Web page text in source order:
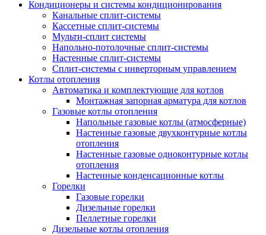
Кондиционеры и системы кондиционирования
Канальные сплит-системы
Кассетные сплит-системы
Мульти-сплит системы
Напольно-потолочные сплит-системы
Настенные сплит-системы
Сплит-системы с инверторным управлением
Котлы отопления
Автоматика и комплектующие для котлов
Монтажная запорная арматура для котлов
Газовые котлы отопления
Напольные газовые котлы (атмосферные)
Настенные газовые двухконтурные котлы
отопления
Настенные газовые одноконтурные котлы
отопления
Настенные конденсационные котлы
Горелки
Газовые горелки
Дизельные горелки
Пеллетные горелки
Дизельные котлы отопления